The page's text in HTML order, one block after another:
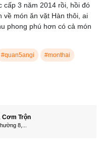
cấp 3 năm 2014 rồi, hồi đó
món ăn vặt Hàn thôi, ai
phong phú hơn có cả món
#quan5angi #monthai
Cơm Trộn
8,...